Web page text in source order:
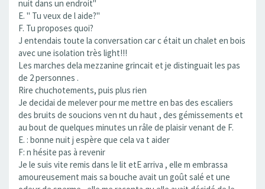
nuit dans un endroit"
E. " Tu veux de l aide?"
F. Tu proposes quoi?
J entendais toute la conversation car c était un chalet en bois
avec une isolation très light!!!
Les marches dela mezzanine grincait et je distinguait les pas
de 2 personnes .
Rire chuchotements, puis plus rien
Je decidai de melever pour me mettre en bas des escaliers
des bruits de soucions ven nt du haut , des gémissements et
au bout de quelques minutes un râle de plaisir venant de F.
E. : bonne nuit j espère que cela va t aider
F: n hésite pas à revenir
Je le suis vite remis dans le lit etE arriva , elle m embrassa
amoureusement mais sa bouche avait un goût salé et une